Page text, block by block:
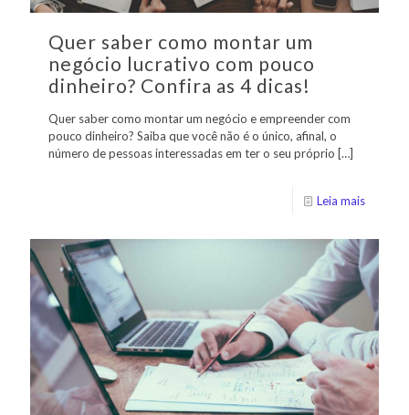
Quer saber como montar um
negócio lucrativo com pouco
dinheiro? Confira as 4 dicas!
Quer saber como montar um negócio e empreender com
pouco dinheiro? Saiba que você não é o único, afinal, o
número de pessoas interessadas em ter o seu próprio […]
Leia mais